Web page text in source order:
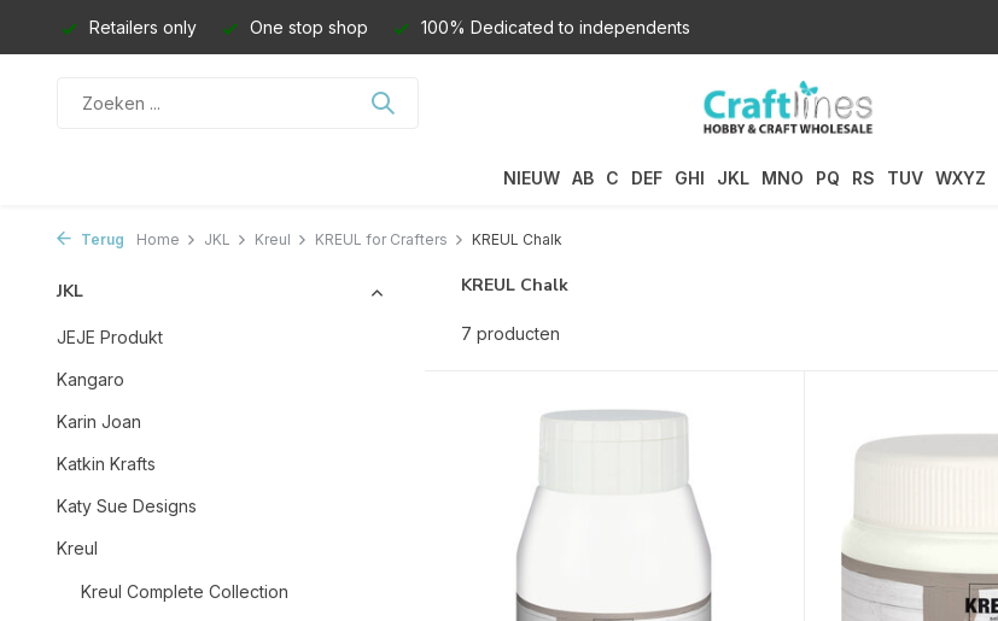
Retailers only One stop shop 100% Dedicated to independents
NIEUW AB C DEF GHI JKL MNO PQ RS TUV WXYZ
Terug Home JKL Kreul KREUL for Crafters KREUL Chalk
JKL
JEJE Produkt
Kangaro
Karin Joan
Katkin Krafts
Katy Sue Designs
Kreul
Kreul Complete Collection
KREUL Chalk
7 producten